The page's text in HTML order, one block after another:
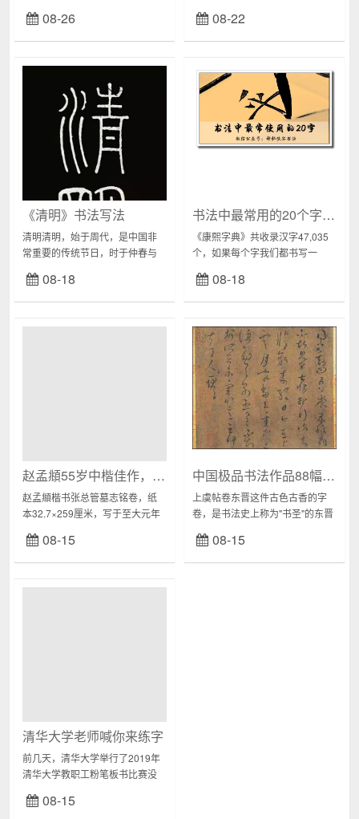
日本，无条件投降二战日本投降
书原件，目前收藏于台湾二战日
08-26 08-22
《清明》书法写法
清明清明，始于周代，是中国非
常重要的传统节日，时于仲春与
明时节雨纷纷，下面我们以篆、
隶、草、行、楷为顺序，一起来
08-18
书法中最常用的20个字写法（动态效果）
《康熙字典》共收录汉字47,035
个，如果每个字我们都书写一
今天，侠客从田蕴章老师的视频
讲座里截取了20个古文中最常用
08-18
赵孟頫55岁中楷佳作，刚健挺拔笔酣墨畅！
赵孟頫楷书张总管墓志铭卷，纸
本32.7×259厘米，写于至大元年
总管墓志铭》是赵孟頫中、晚年
期间书风改变过程中的佳作。其
08-15
中国极品书法作品88幅欣赏
上虞帖卷东晋这件古色古香的字
卷，是书法史上称为"书圣"的东晋
虞帖"。虽是唐代摹本，它忠...
08-15
清华大学老师喊你来练字
前几天，清华大学举行了2019年
清华大学教职工粉笔板书比赛没
清雅秀美、遒劲有力的粉笔板
08-15